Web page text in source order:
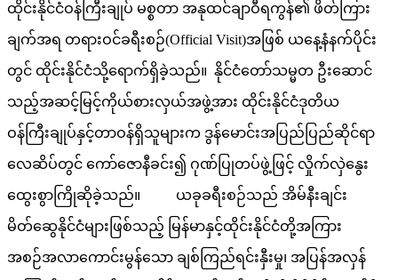
ထိုင်းနိုင်ငံဝန်ကြီးချုပ် မစ္စတာ အနုထင်ချာဝီရကွန်၏ ဖိတ်ကြား
ချက်အရ တရားဝင်ခရီးစဉ်(Official Visit)အဖြစ် ယနေ့နံနက်ပိုင်း
တွင် ထိုင်းနိုင်ငံသို့ရောက်ရှိခဲ့သည်။ နိုင်ငံတော်သမ္မတ ဦးဆောင်
သည့်အဆင့်မြင့်ကိုယ်စားလှယ်အဖွဲ့အား ထိုင်းနိုင်ငံဒုတိယ
ဝန်ကြီးချုပ်နှင့်တာဝန်ရှိသူများက ဒွန်မောင်းအပြည်ပြည်ဆိုင်ရာ
လေဆိပ်တွင် ကော်ဇောနီခင်း၍ ဂုဏ်ပြုတပ်ဖွဲ့ဖြင့် လှိုက်လှဲနွေး
ထွေးစွာကြိုဆိုခဲ့သည်။ ယခုခရီးစဉ်သည် အိမ်နီးချင်း
မိတ်ဆွေနိုင်ငံများဖြစ်သည့် မြန်မာနှင့်ထိုင်းနိုင်ငံတို့အကြား
အစဉ်အလာကောင်းမွန်သော ချစ်ကြည်ရင်းနှီးမှု၊ အပြန်အလှန်